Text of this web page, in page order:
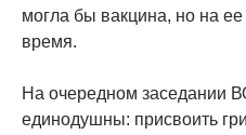
могла бы вакцина, но на ее
время.
На очередном заседании
единодушны: присвоить